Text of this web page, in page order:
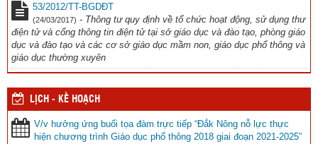
53/2012/TT-BGDĐT
(24/03/2017) - Thông tư quy định về tổ chức hoạt động, sử dụng thư
điện tử và cổng thông tin điện tử tại sở giáo dục và đào tạo, phòng giáo
dục và đào tạo và các cơ sở giáo dục mầm non, giáo dục phổ thông và
giáo dục thường xuyên
LỊCH - KẾ HOẠCH
V/v hưởng ứng buổi tọa đàm trực tiếp “Đắk Nông nỗ lực thực
hiện chương trình Giáo dục phổ thông 2018 giai đoạn 2021-2025”